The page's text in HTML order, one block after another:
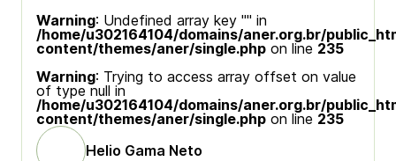
Warning: Undefined array key "" in
/home/u302164104/domains/aner.org.br/
content/themes/aner/single.php on line 235
Warning: Trying to access array offset on value
of type null in
/home/u302164104/domains/aner.org.br/
content/themes/aner/single.php on line 235
Helio Gama Neto